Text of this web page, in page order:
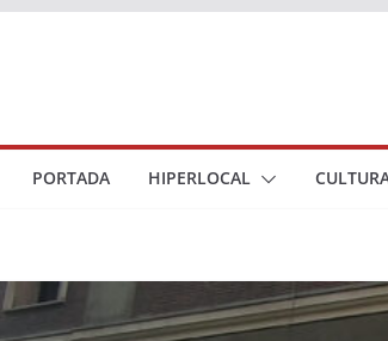
PORTADA HIPERLOCAL